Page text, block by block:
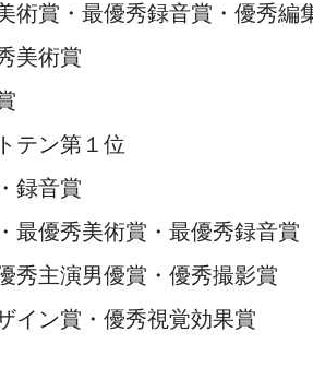
術賞・最優秀録音賞・優秀編
美術賞
テン第１位
録音賞
優秀美術賞・最優秀録音賞
秀主演男優賞・優秀撮影賞
イン賞・優秀視覚効果賞